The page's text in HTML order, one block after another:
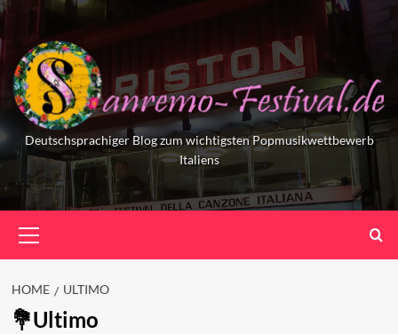
Skip
to
content
Deutschsprachiger Blog zum wichtigsten Popmusikwettbewerb
Italiens
Menu
HOME ULTIMO
Ultimo